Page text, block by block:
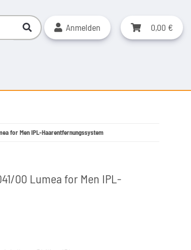
Anmelden 0,00 €
for Men IPL-Haarentfernungssystem
00 Lumea for Men IPL-